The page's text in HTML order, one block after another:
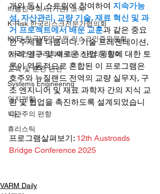
바름친구회사(기관) 소식
K-Risk 한국리스크전문가협의회
KVEI 한국VE연구원 리스크인증위원회
한국건설관리학회 리스크관리위원회
교육 및 훈련 관련
Systems Engineering
인지편향
낙관주의 편향
휴리스틱
개의 동시 스트림에 참여하여 지속가능
성, 자산관리, 교량 기술, 재료 혁신 및 과
거 프로젝트에서 배운 교훈과 같은 중요
한 주제를 다룹니다. 기술 프레젠테이션,
사례 연구 및 새로운 산업 동향에 대한 토
론이 역동적으로 혼합된 이 프로그램은
호주와 뉴질랜드 전역의 교량 실무자, 구
조 엔지니어 및 재료 과학자 간의 지식 교
환 및 협업을 촉진하도록 설계되었습니
다.
프로그램살펴보기: 12th Austroads
Bridge Conference 2025
VARM Daily